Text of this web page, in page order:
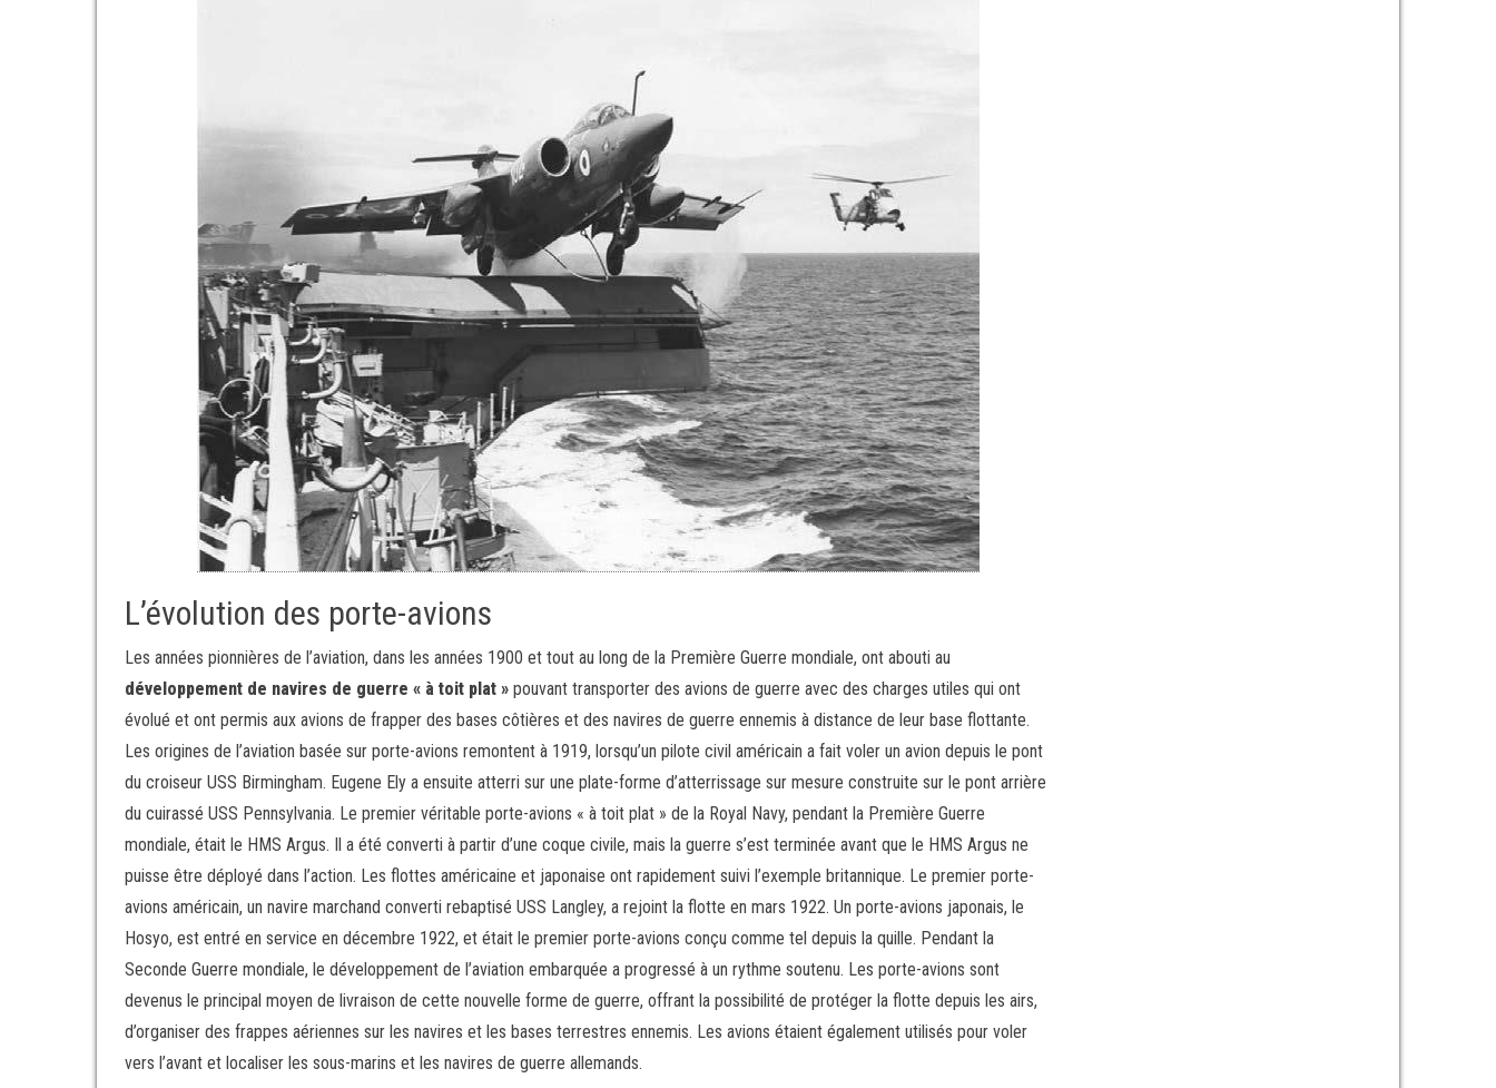
L’évolution des porte-avions
Les années pionnières de l’aviation, dans les années 1900 et tout au long de la Première Guerre mondiale, ont abouti au
développement de navires de guerre « à toit plat » pouvant transporter des avions de guerre avec des charges utiles qui ont
évolué et ont permis aux avions de frapper des bases côtières et des navires de guerre ennemis à distance de leur base flottante.
Les origines de l’aviation basée sur porte-avions remontent à 1919, lorsqu’un pilote civil américain a fait voler un avion depuis le pont
du croiseur USS Birmingham. Eugene Ely a ensuite atterri sur une plate-forme d’atterrissage sur mesure construite sur le pont arrière
du cuirassé USS Pennsylvania. Le premier véritable porte-avions « à toit plat » de la Royal Navy, pendant la Première Guerre
mondiale, était le HMS Argus. Il a été converti à partir d’une coque civile, mais la guerre s’est terminée avant que le HMS Argus ne
puisse être déployé dans l’action. Les flottes américaine et japonaise ont rapidement suivi l’exemple britannique. Le premier porte-
avions américain, un navire marchand converti rebaptisé USS Langley, a rejoint la flotte en mars 1922. Un porte-avions japonais, le
Hosyo, est entré en service en décembre 1922, et était le premier porte-avions conçu comme tel depuis la quille. Pendant la
Seconde Guerre mondiale, le développement de l’aviation embarquée a progressé à un rythme soutenu. Les porte-avions sont
devenus le principal moyen de livraison de cette nouvelle forme de guerre, offrant la possibilité de protéger la flotte depuis les airs,
d’organiser des frappes aériennes sur les navires et les bases terrestres ennemis. Les avions étaient également utilisés pour voler
vers l’avant et localiser les sous-marins et les navires de guerre allemands.